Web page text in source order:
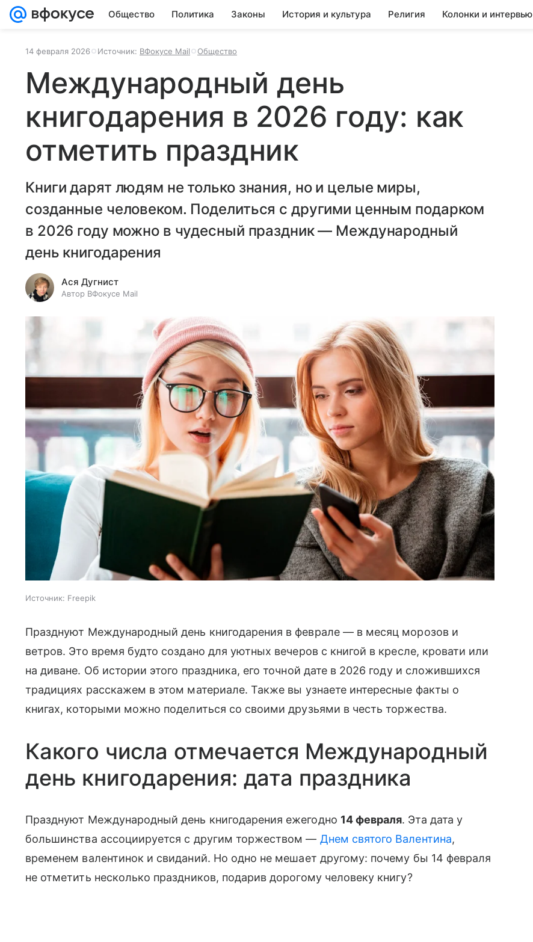
Общество Политика Законы История и культура Религия Колонки и интервью
14 февраля 2026 Источник: ВФокусе Mail Общество
Международный день
книгодарения в 2026 году: как
отметить праздник
Книги дарят людям не только знания, но и целые миры,
созданные человеком. Поделиться с другими ценным подарком
в 2026 году можно в чудесный праздник — Международный
день книгодарения
Ася Дугнист
Автор ВФокусе Mail
Источник: Freepik
Празднуют Международный день книгодарения в феврале — в месяц морозов и
ветров. Это время будто создано для уютных вечеров с книгой в кресле, кровати или
на диване. Об истории этого праздника, его точной дате в 2026 году и сложившихся
традициях расскажем в этом материале. Также вы узнаете интересные факты о
книгах, которыми можно поделиться со своими друзьями в честь торжества.
Какого числа отмечается Международный
день книгодарения: дата праздника
Празднуют Международный день книгодарения ежегодно 14 февраля. Эта дата у
большинства ассоциируется с другим торжеством — Днем святого Валентина,
временем валентинок и свиданий. Но одно не мешает другому: почему бы 14 февраля
не отметить несколько праздников, подарив дорогому человеку книгу?